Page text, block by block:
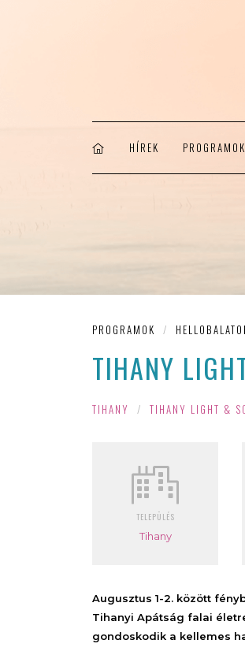
HÍREK PROGRAMOK
PROGRAMOK /
TIHANY
TIHANY / TIHANY LIGHT &
TELEPÜLÉS
Tihany
Augusztus 1-2. között
Tihanyi Apátság falai
gondoskodik a kellemes